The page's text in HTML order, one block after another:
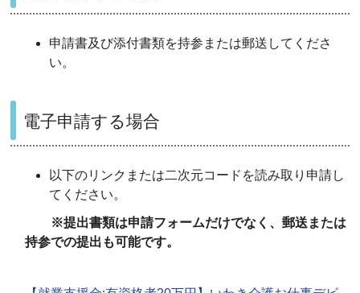
申請書及び添付書類を持参または郵送してくださ
い。
電子申請する場合
以下のリンクまたは二次元コードを読み取り申請し
てください。
※提出書類は申請フォームだけでなく、郵送または
持参での提出も可能です。